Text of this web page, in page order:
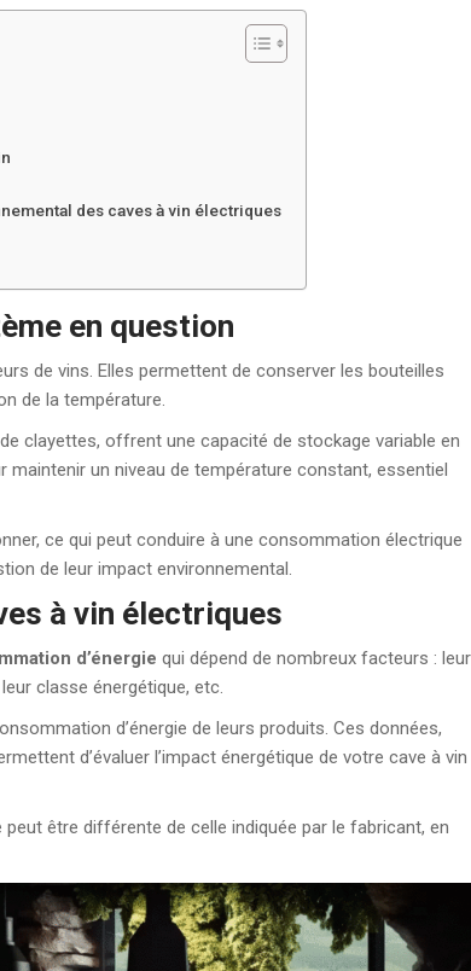
des caves à vin électriques
en question
de vins. Elles permettent de conserver les bouteilles
de la température.
clayettes, offrent une capacité de stockage variable en
un niveau de température constant, essentiel
ce qui peut conduire à une consommation électrique
de leur impact environnemental.
à vin électriques
d’énergie qui dépend de nombreux facteurs : leur
classe énergétique, etc.
d’énergie de leurs produits. Ces données,
d’évaluer l’impact énergétique de votre cave à vin
être différente de celle indiquée par le fabricant, en